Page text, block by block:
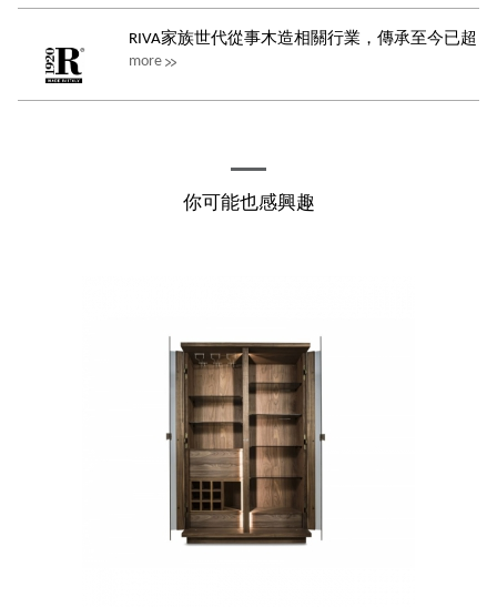
RIVA家族世代從事木造相關行業，傳承至今已超
過一世紀，而其自1920年創立RIVA...
more
你可能也感興趣